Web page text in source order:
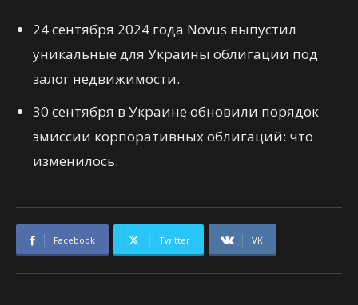
24 сентября 2024 года Novus выпустил
уникальные для Украины облигации под
залог недвижимости.
30 сентября в Украине обновили порядок
эмиссии корпоративных облигаций: что
изменилось.
Facebook Twitter VK